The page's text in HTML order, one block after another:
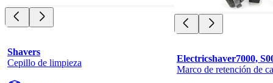
Shavers
Cepillo de limpieza
Electricshaver7000,
Marco de retención de